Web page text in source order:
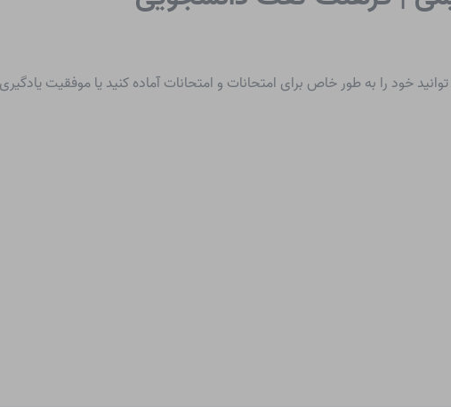
خود را به طور خاص برای امتحانات و امتحانات آماده کنید یا موفقیت